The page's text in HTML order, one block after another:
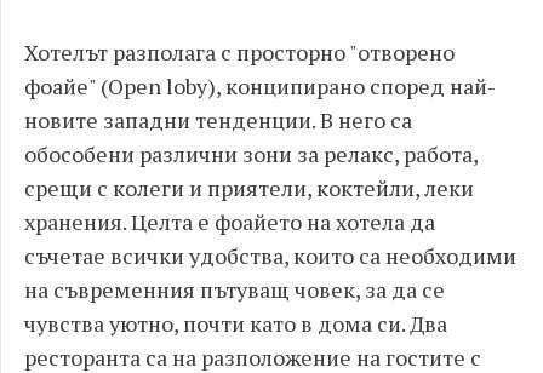
Хотелът разполага с просторно "отворено
фоайе" (Open loby), конципирано според най-
новите западни тенденции. В него са
обособени различни зони за релакс, работа,
срещи с колеги и приятели, коктейли, леки
хранения. Целта е фоайето на хотела да
съчетае всички удобства, които са необходими
на съвременния пътуващ човек, за да се
чувства уютно, почти като в дома си. Два
ресторанта са на разположение на гостите с